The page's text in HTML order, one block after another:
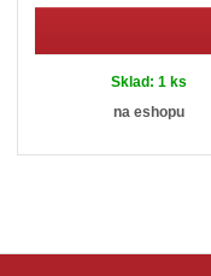
Sklad:1 ks
na eshopu